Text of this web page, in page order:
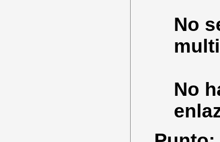
No
No